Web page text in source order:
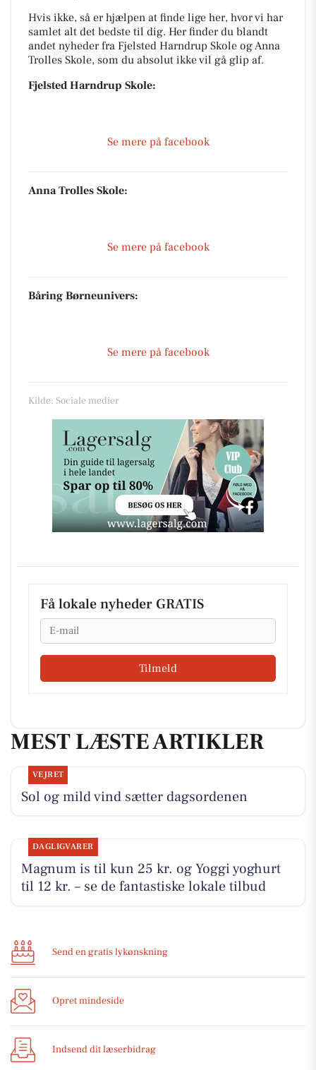
Hvis ikke, så er hjælpen at finde lige her, hvor vi har
samlet alt det bedste til dig. Her finder du blandt
andet nyheder fra Fjelsted Harndrup Skole og Anna
Trolles Skole, som du absolut ikke vil gå glip af.
Fjelsted Harndrup Skole:
Se mere på facebook
Anna Trolles Skole:
Se mere på facebook
Båring Børneunivers:
Se mere på facebook
Kilde: Sociale medier
Få lokale nyheder GRATIS
Email
Tilmeld
MEST LÆSTE ARTIKLER
VEJRET
Sol og mild vind sætter dagsordenen
DAGLIGVARER
Magnum is til kun 25 kr. og Yoggi yoghurt
til 12 kr. – se de fantastiske lokale tilbud
Send en gratis lykønskning
Opret mindeside
Indsend dit læserbidrag